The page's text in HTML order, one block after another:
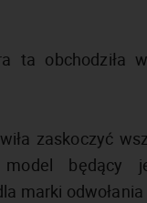
ta obchodziła
zaskoczyć
będący
marki odwołania